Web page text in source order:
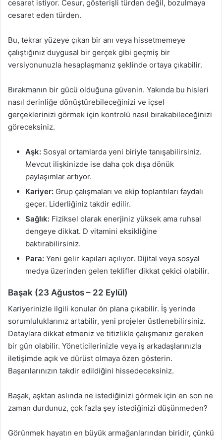
cesaret istiyor. Cesur, gösterişli türden değil, bozulmaya
cesaret eden türden.
Bu, tekrar yüzeye çıkan bir anı veya hissetmemeye
çalıştığınız duygusal bir gerçek gibi geçmiş bir
versiyonunuzla hesaplaşmanız şeklinde ortaya çıkabilir.
Bırakmanın bir gücü olduğuna güvenin. Yakında bu hisleri
nasıl derinliğe dönüştürebileceğinizi ve içsel
gerçeklerinizi görmek için kontrolü nasıl bırakabileceğinizi
göreceksiniz.
Aşk: Sosyal ortamlarda yeni biriyle tanışabilirsiniz.
Mevcut ilişkinizde ise daha çok dışa dönük
paylaşımlar artıyor.
Kariyer: Grup çalışmaları ve ekip toplantıları faydalı
geçer. Liderliğiniz takdir edilir.
Sağlık: Fiziksel olarak enerjiniz yüksek ama ruhsal
dengeye dikkat. D vitamini eksikliğine
baktırabilirsiniz.
Para: Yeni gelir kapıları açılıyor. Dijital veya sosyal
medya üzerinden gelen teklifler dikkat çekici olabilir.
Başak (23 Ağustos – 22 Eylül)
Kariyerinizle ilgili konular ön plana çıkabilir. İş yerinde
sorumluluklarınız artabilir, yeni projeler üstlenebilirsiniz.
Detaylara dikkat etmeniz ve titizlikle çalışmanız gereken
bir gün olabilir. Yöneticilerinizle veya iş arkadaşlarınızla
iletişimde açık ve dürüst olmaya özen gösterin.
Başarılarınızın takdir edildiğini hissedeceksiniz.
Başak, aşktan aslında ne istediğinizi görmek için en son ne
zaman durdunuz, çok fazla şey istediğinizi düşünmeden?
Görünmek hayatın en büyük armağanlarından biridir, çünkü